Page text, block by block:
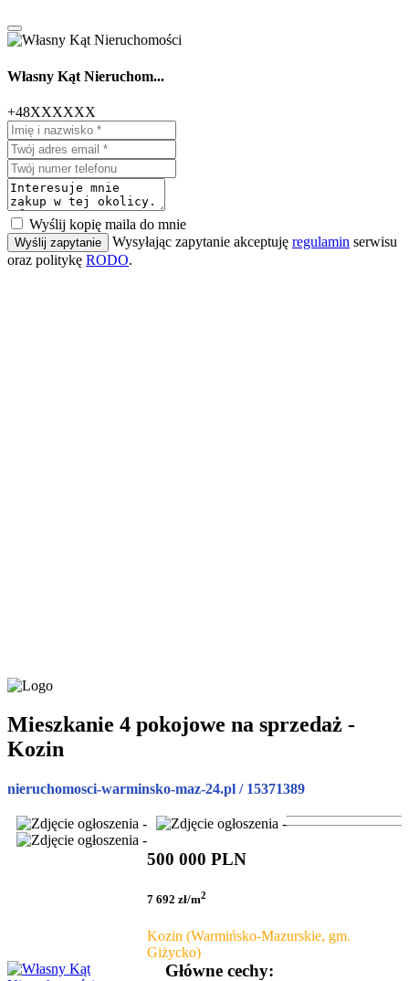
Własny Kąt Nieruchom...
+48XXXXXX
Wyślij kopię maila do mnie
Wyślij zapytanie Wysyłając zapytanie akceptuję regulamin serwisu
oraz politykę RODO.
Mieszkanie 4 pokojowe na sprzedaż -
Kozin
nieruchomosci-warminsko-maz-24.pl / 15371389
500 000 PLN
7 692 zł/m2
Kozin (Warmińsko-Mazurskie, gm.
Giżycko)
Główne cechy: